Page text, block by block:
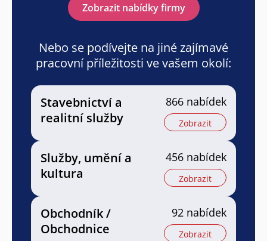
Zobrazit nabídky firmy
Nebo se podívejte na jiné zajímavé
pracovní příležitosti ve vašem okolí:
Stavebnictví a
realitní služby
866 nabídek
Zobrazit
Služby, umění a
kultura
456 nabídek
Zobrazit
Obchodník /
Obchodnice
92 nabídek
Zobrazit